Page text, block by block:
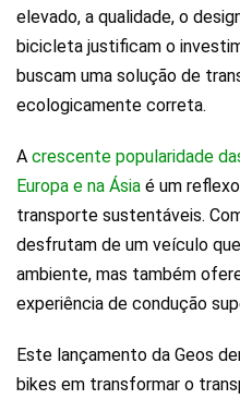
elevado, a qualidade, o
bicicleta justificam o
buscam uma solução de
ecologicamente correta.
A crescente popularidade
Europa e na Ásia é um
transporte sustentáveis.
desfrutam de um veículo
ambiente, mas também
experiência de condução
Este lançamento da Geos
bikes em transformar o